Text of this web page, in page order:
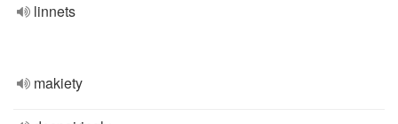
linnets
makiety